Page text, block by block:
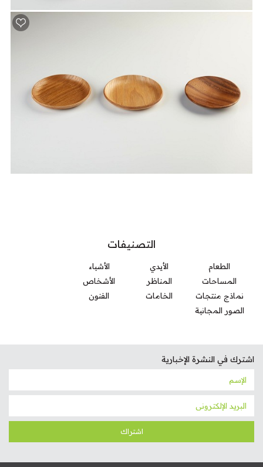
التصنيفات
الطعام الأيدي
الأشياء
المساحات
المناظر
الأشخاص
نماذج منتجات
الخامات
الفنون
الصور المجانية
اشترك في النشرة الإخبارية
اشتراك